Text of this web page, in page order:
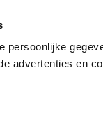
persoonlijke
advertenties en